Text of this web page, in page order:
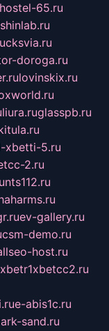
hostel-65.ru
doroga.ru
lovinskix.ru
liura.ruglasspb.ru
xbetti-5.ru
2.ru
ev-gallery.ru
csm-demo.ru
host.ru
e-abis1c.ru
sand.ru